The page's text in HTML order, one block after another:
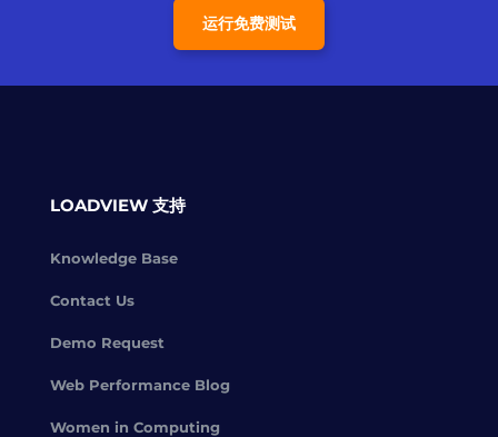
运行免费测试
LOADVIEW 支持
Knowledge Base
Contact Us
Demo Request
Web Performance Blog
Women in Computing